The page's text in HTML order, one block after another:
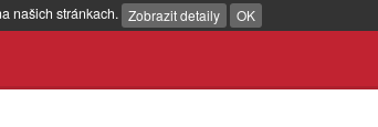
našich stránkach. Zobrazit detaily OK